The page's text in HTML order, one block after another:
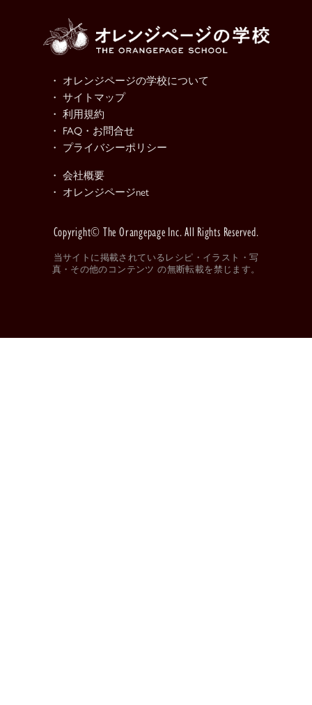
・ オレンジページの学校について
・ サイトマップ
・ 利用規約
・ FAQ・お問合せ
・ プライバシーポリシー
・ 会社概要
・ オレンジページnet
Copyright© The Orangepage Inc. All Rights Reserved.
当サイトに掲載されているレシピ・イラスト・写
真・その他のコンテンツ の無断転載を禁じます。